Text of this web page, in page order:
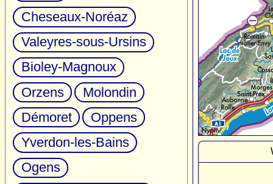
Cheseaux-Noréaz
Valeyres-sous-Ursins
Bioley-Magnoux
Orzens
Molondin
Démoret
Oppens
Yverdon-les-Bains
Ogens